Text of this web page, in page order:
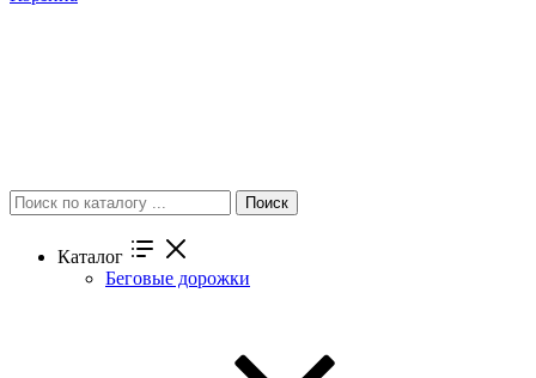
Поиск
Каталог
Беговые дорожки